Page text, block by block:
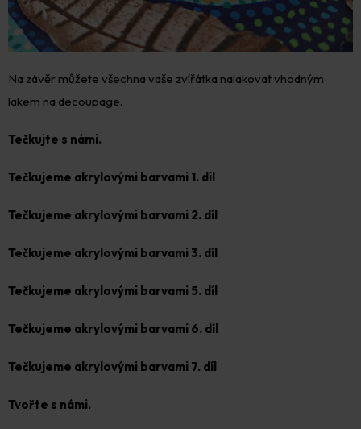
Na závěr můžete všechna vaše zvířátka nalakovat vhodným
lakem na decoupage.
Tečkujte s námi.
Tečkujeme akrylovými barvami 1. díl
Tečkujeme akrylovými barvami 2. díl
Tečkujeme akrylovými barvami 3. díl
Tečkujeme akrylovými barvami 5. díl
Tečkujeme akrylovými barvami 6. díl
Tečkujeme akrylovými barvami 7. díl
Tvořte s námi.